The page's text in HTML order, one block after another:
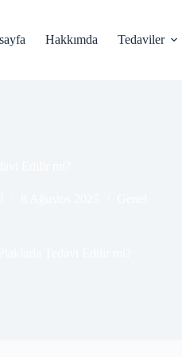
Hakkımda Tedaviler